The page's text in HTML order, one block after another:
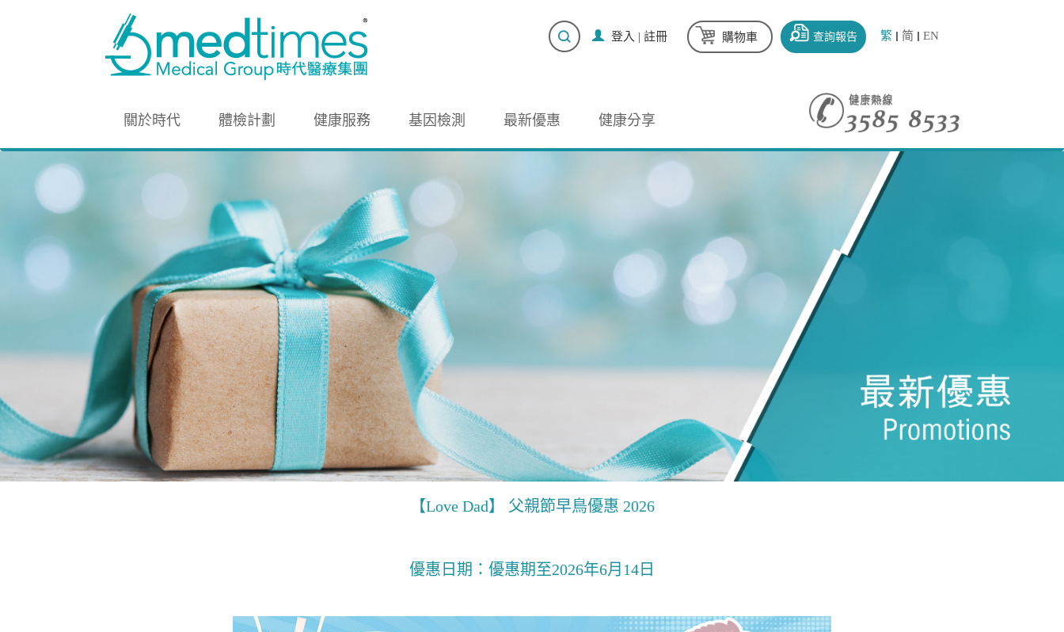
繁 简 EN
查詢報告
購物車
登入 | 註冊
關於時代 體檢計劃 健康服務 基因檢測 最新優惠 健康分享
【Love Dad】 父親節早鳥優惠 2026
優惠日期：優惠期至2026年6月14日